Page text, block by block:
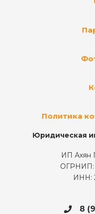
Политика
Юридическая
ИП Ахян
ОГРНИП:
ИНН:
8